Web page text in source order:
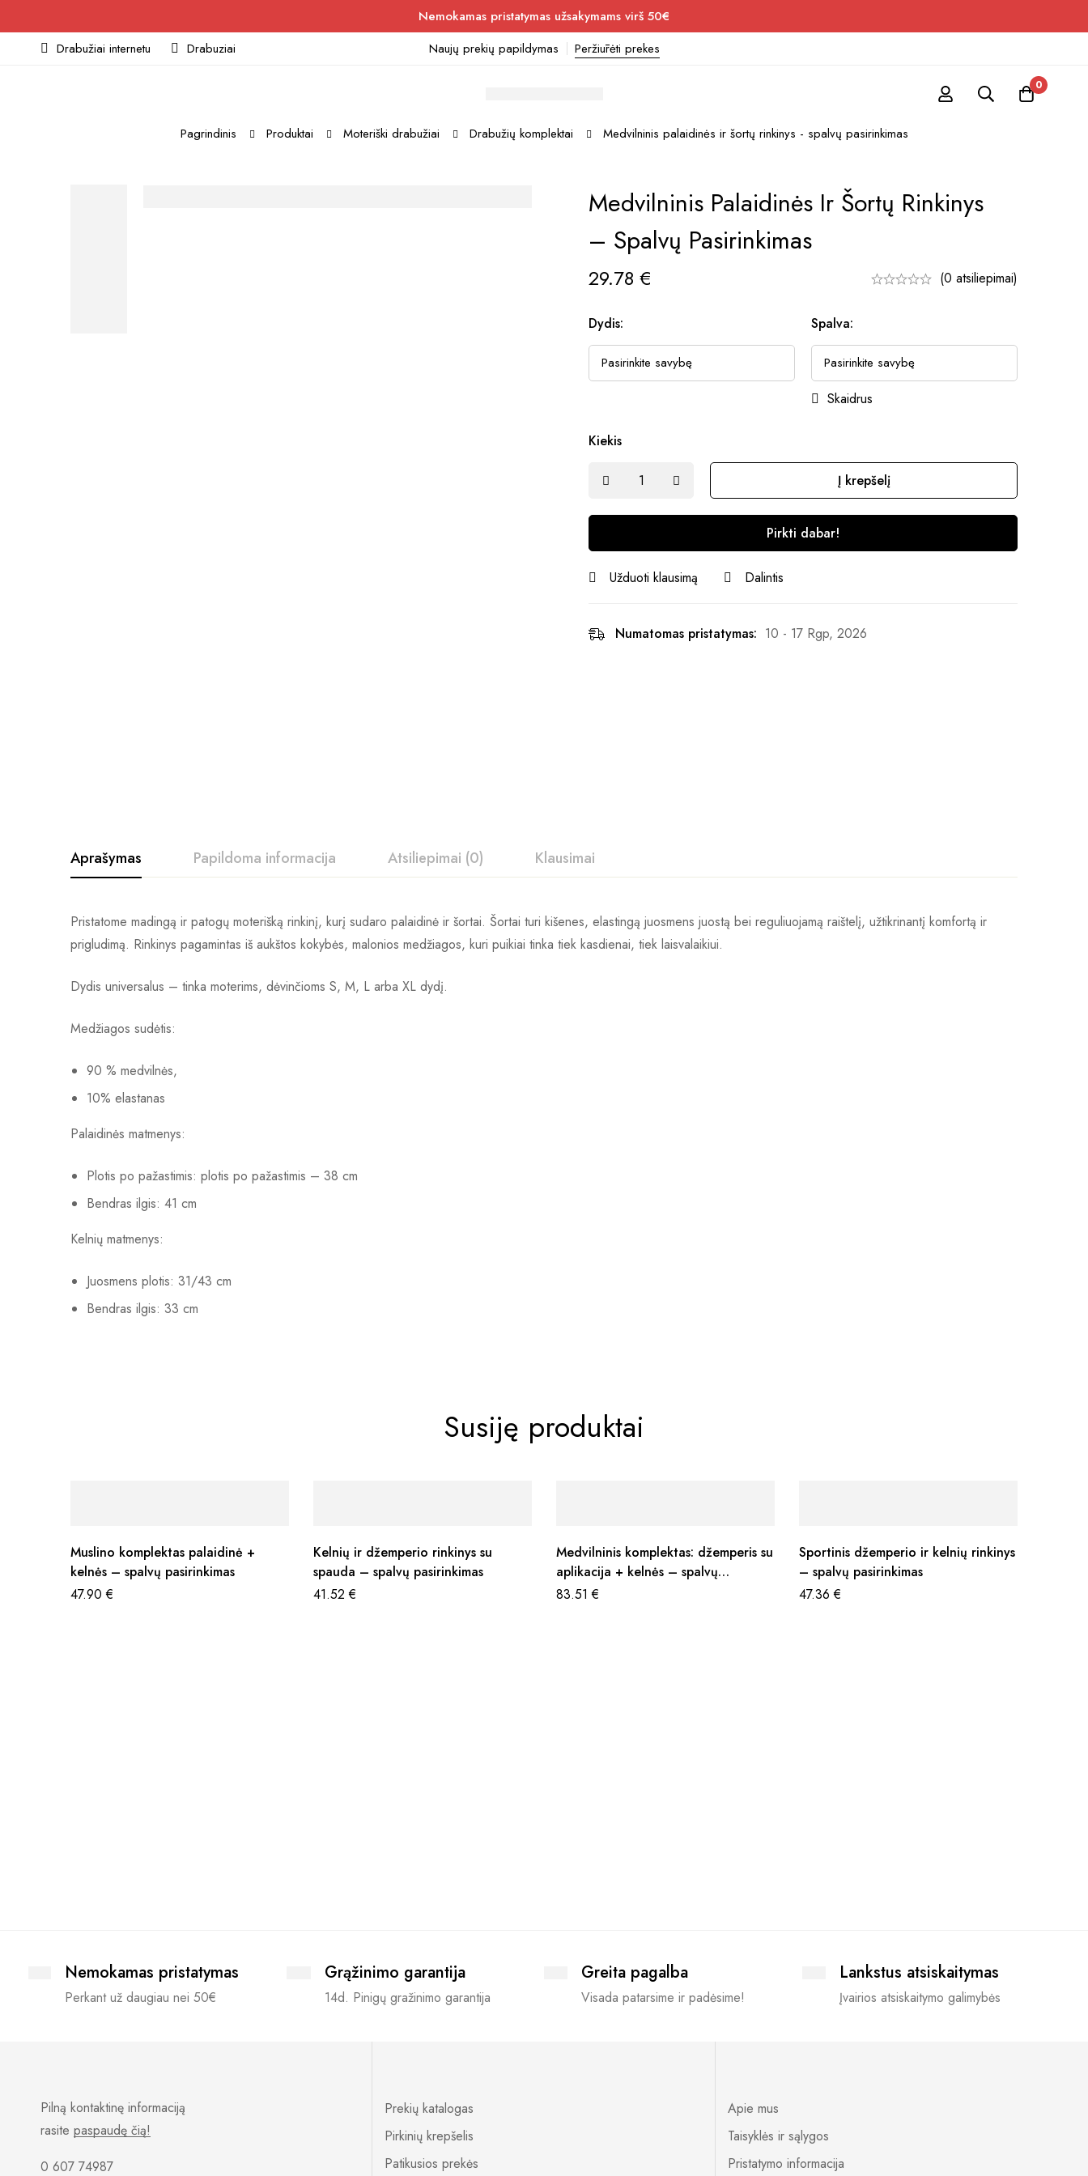
Nemokamas pristatymas užsakymams virš 50€
Drabužiai internetu
Drabuziai Naujų prekių papildymas Peržiūrėti prekes
0
Pagrindinis Produktai Moteriški drabužiai Drabužių komplektai Medvilninis palaidinės ir šortų rinkinys - spalvų pasirinkimas
Medvilninis Palaidinės Ir Šortų Rinkinys
– Spalvų Pasirinkimas
29.78 € (0 atsiliepimai)
Dydis: Spalva:
Skaidrus
Kiekis
Į krepšelį
Pirkti dabar!
Užduoti klausimą Dalintis
Numatomas pristatymas: 10 - 17 Rgp, 2026
Aprašymas Papildoma informacija Atsiliepimai (0) Klausimai
Pristatome madingą ir patogų moterišką rinkinį, kurį sudaro palaidinė ir šortai. Šortai turi kišenes, elastingą juosmens juostą bei reguliuojamą raištelį, užtikrinantį komfortą ir
prigludimą. Rinkinys pagamintas iš aukštos kokybės, malonios medžiagos, kuri puikiai tinka tiek kasdienai, tiek laisvalaikiui.
Dydis universalus – tinka moterims, dėvinčioms S, M, L arba XL dydį.
Medžiagos sudėtis:
90 % medvilnės,
10% elastanas
Palaidinės matmenys:
Plotis po pažastimis: plotis po pažastimis – 38 cm
Bendras ilgis: 41 cm
Kelnių matmenys:
Juosmens plotis: 31/43 cm
Bendras ilgis: 33 cm
Susiję produktai
Muslino komplektas palaidinė +
kelnės – spalvų pasirinkimas
47.90€
Kelnių ir džemperio rinkinys su
spauda – spalvų pasirinkimas
41.52€
Medvilninis komplektas: džemperis su
aplikacija + kelnės – spalvų
pasirinkimas
83.51€
Sportinis džemperio ir kelnių rinkinys
– spalvų pasirinkimas
47.36€
Nemokamas pristatymas
Perkant už daugiau nei 50€
Grąžinimo garantija
14d. Pinigų gražinimo garantija
Greita pagalba
Visada patarsime ir padėsime!
Lankstus atsiskaitymas
Įvairios atsiskaitymo galimybės
Pilną kontaktinę informaciją
rasite paspaudę čią!
0 607 74987
Prekių katalogas
Pirkinių krepšelis
Patikusios prekės
Apie mus
Taisyklės ir sąlygos
Pristatymo informacija